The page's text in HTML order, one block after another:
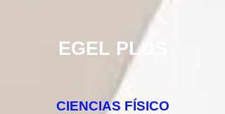
EGEL PLUS
CIENCIAS FÍSICO